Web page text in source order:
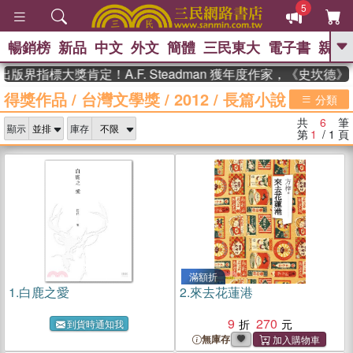
5
GO
熱搜： 東野圭吾 、 高希均教授回憶錄
、 The Odyssey 、 父親節 、 如果歷
國際布克
獎 臺灣漫遊錄 、 方念華 、 台灣的李
數學女孩：黎曼猜想
偉大的迷走神經
暢銷榜 新品 中文 外文 簡體 三民東大 電子書 親子
界指標大獎肯定！A.F. Steadman 獲年度作家，《史坎德》
得獎作品 / 台灣文學獎 / 2012 / 長篇小說 分類
顯示 庫存 共 6 筆
第 1 / 1 頁
1.白鹿之愛
到貨時通知我
滿額折
2.來去花蓮港
9
270
無庫存